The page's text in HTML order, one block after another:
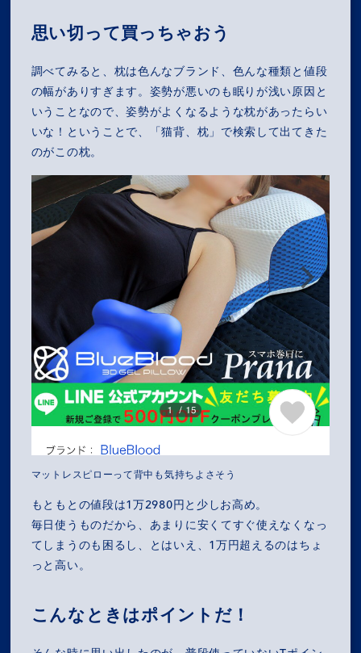
思い切って買っちゃおう
調べてみると、枕は色んなブランド、色んな種類と値段
の幅がありすぎます。姿勢が悪いのも眠りが浅い原因と
いうことなので、姿勢がよくなるような枕があったらい
いな！ということで、「猫背、枕」で検索して出てきた
のがこの枕。
マットレスピローって背中も気持ちよさそう
もともとの値段は1万2980円と少しお高め。
毎日使うものだから、あまりに安くてすぐ使えなくなっ
てしまうのも困るし、とはいえ、1万円超えるのはちょ
っと高い。
こんなときはポイントだ！